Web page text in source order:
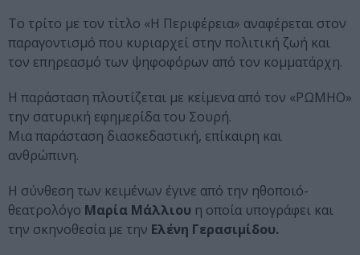
Το τρίτο με τον τίτλο «Η Περιφέρεια» αναφέρεται στον
παραγοντισμό που κυριαρχεί στην πολιτική ζωή και
τον επηρεασμό των ψηφοφόρων από τον κομματάρχη.
Η παράσταση πλουτίζεται με κείμενα από τον «ΡΩΜΗΟ»
την σατυρική εφημερίδα του Σουρή.
Μια παράσταση διασκεδαστική, επίκαιρη και
ανθρώπινη.
Η σύνθεση των κειμένων έγινε από την ηθοποιό-
θεατρολόγο Μαρία Μάλλιου η οποία υπογράφει και
την σκηνοθεσία με την Ελένη Γερασιμίδου.